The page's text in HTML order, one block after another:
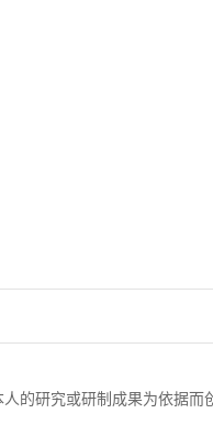
的研究或研制成果为依据而